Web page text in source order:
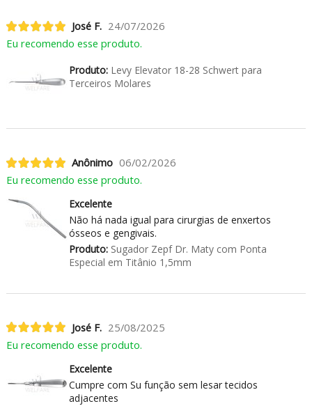
José F. 24/07/2026
Eu recomendo esse produto.
Produto:Levy Elevator 18-28 Schwert para
Terceiros Molares
Anônimo 06/02/2026
Eu recomendo esse produto.
Excelente
Não há nada igual para cirurgias de enxertos
ósseos e gengivais.
Produto:Sugador Zepf Dr. Maty com Ponta
Especial em Titânio 1,5mm
José F. 25/08/2025
Eu recomendo esse produto.
Excelente
Cumpre com Su função sem lesar tecidos
adjacentes